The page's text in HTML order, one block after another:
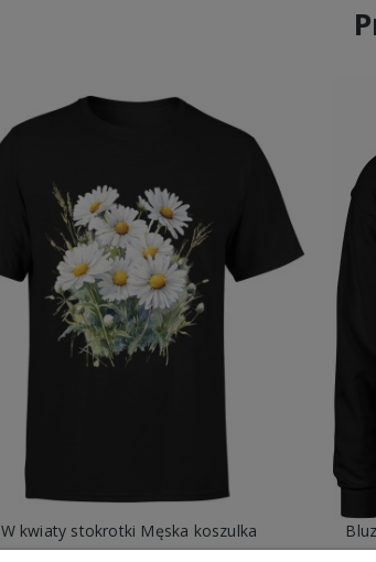
W kwiaty stokrotki Męska koszulka